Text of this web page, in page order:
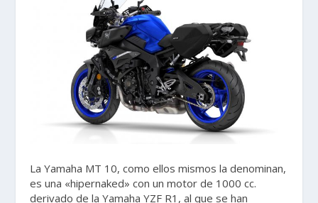
La Yamaha MT 10, como ellos mismos la denominan,
es una «hipernaked» con un motor de 1000 cc.
derivado de la Yamaha YZF R1, al que se han